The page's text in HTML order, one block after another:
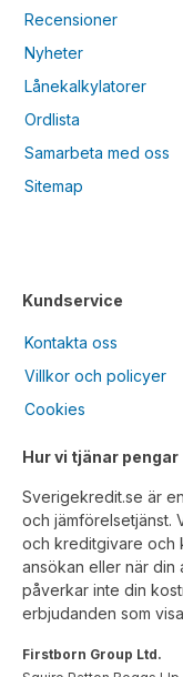
Recensioner
Nyheter
Lånekalkylatorer
Ordlista
Samarbeta med oss
Sitemap
Kundservice
Kontakta oss
Villkor och policyer
Cookies
Hur vi tjänar pengar
Sverigekredit.se är
och jämförelsetjänst.
och kreditgivare och
ansökan eller när din
påverkar inte din
erbjudanden som
Firstborn Group Ltd.